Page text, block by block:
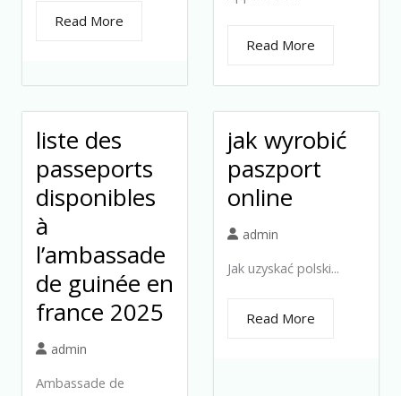
Read More
Read More
liste des
passeports
disponibles
à
l’ambassade
de guinée en
france 2025
admin
Ambassade de
jak wyrobić
paszport
online
admin
Jak uzyskać polski...
Read More